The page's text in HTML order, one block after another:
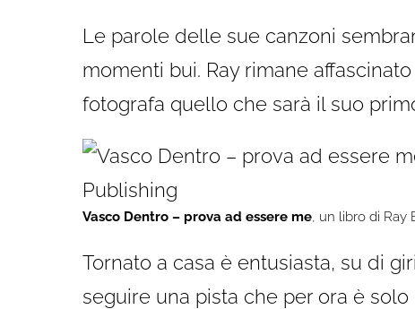
Le parole delle sue canzoni
momenti bui. Ray rimane
fotografa quello che sarà il suo
Vasco Dentro – prova ad essere me, un libro di Ray
Tornato a casa è entusiasta, su di
seguire una pista che per ora è solo